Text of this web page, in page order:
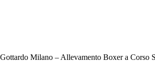
Milano – Allevamento Boxer a Corso